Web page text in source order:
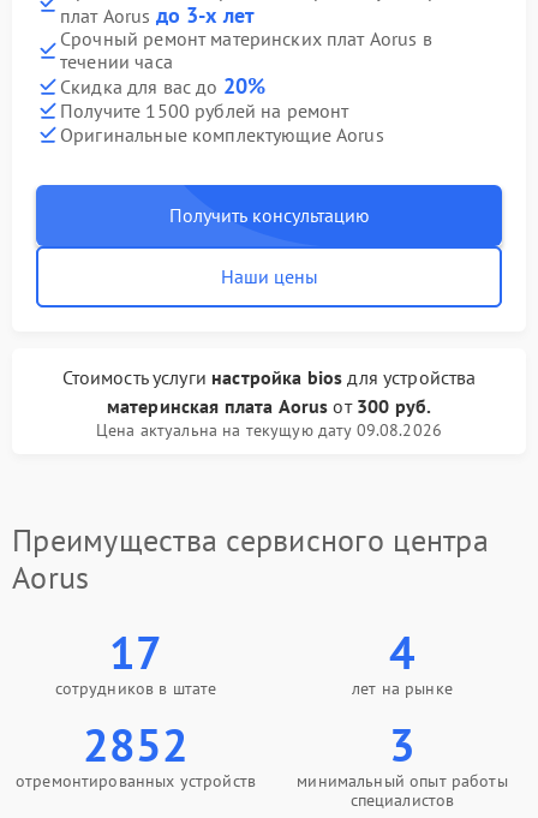
плат Aorus до 3-х лет
Срочный ремонт материнских плат Aorus в
течении часа
Скидка для вас до 20%
Получите 1500 рублей на ремонт
Оригинальные комплектующие Aorus
Получить консультацию
Наши цены
Стоимость услуги настройка bios для устройства
материнская плата Aorus от 300 руб.
Цена актуальна на текущую дату 09.08.2026
Преимущества сервисного центра
Aorus
17
сотрудников в штате
4
лет на рынке
2852
отремонтированных устройств
3
минимальный опыт работы
специалистов